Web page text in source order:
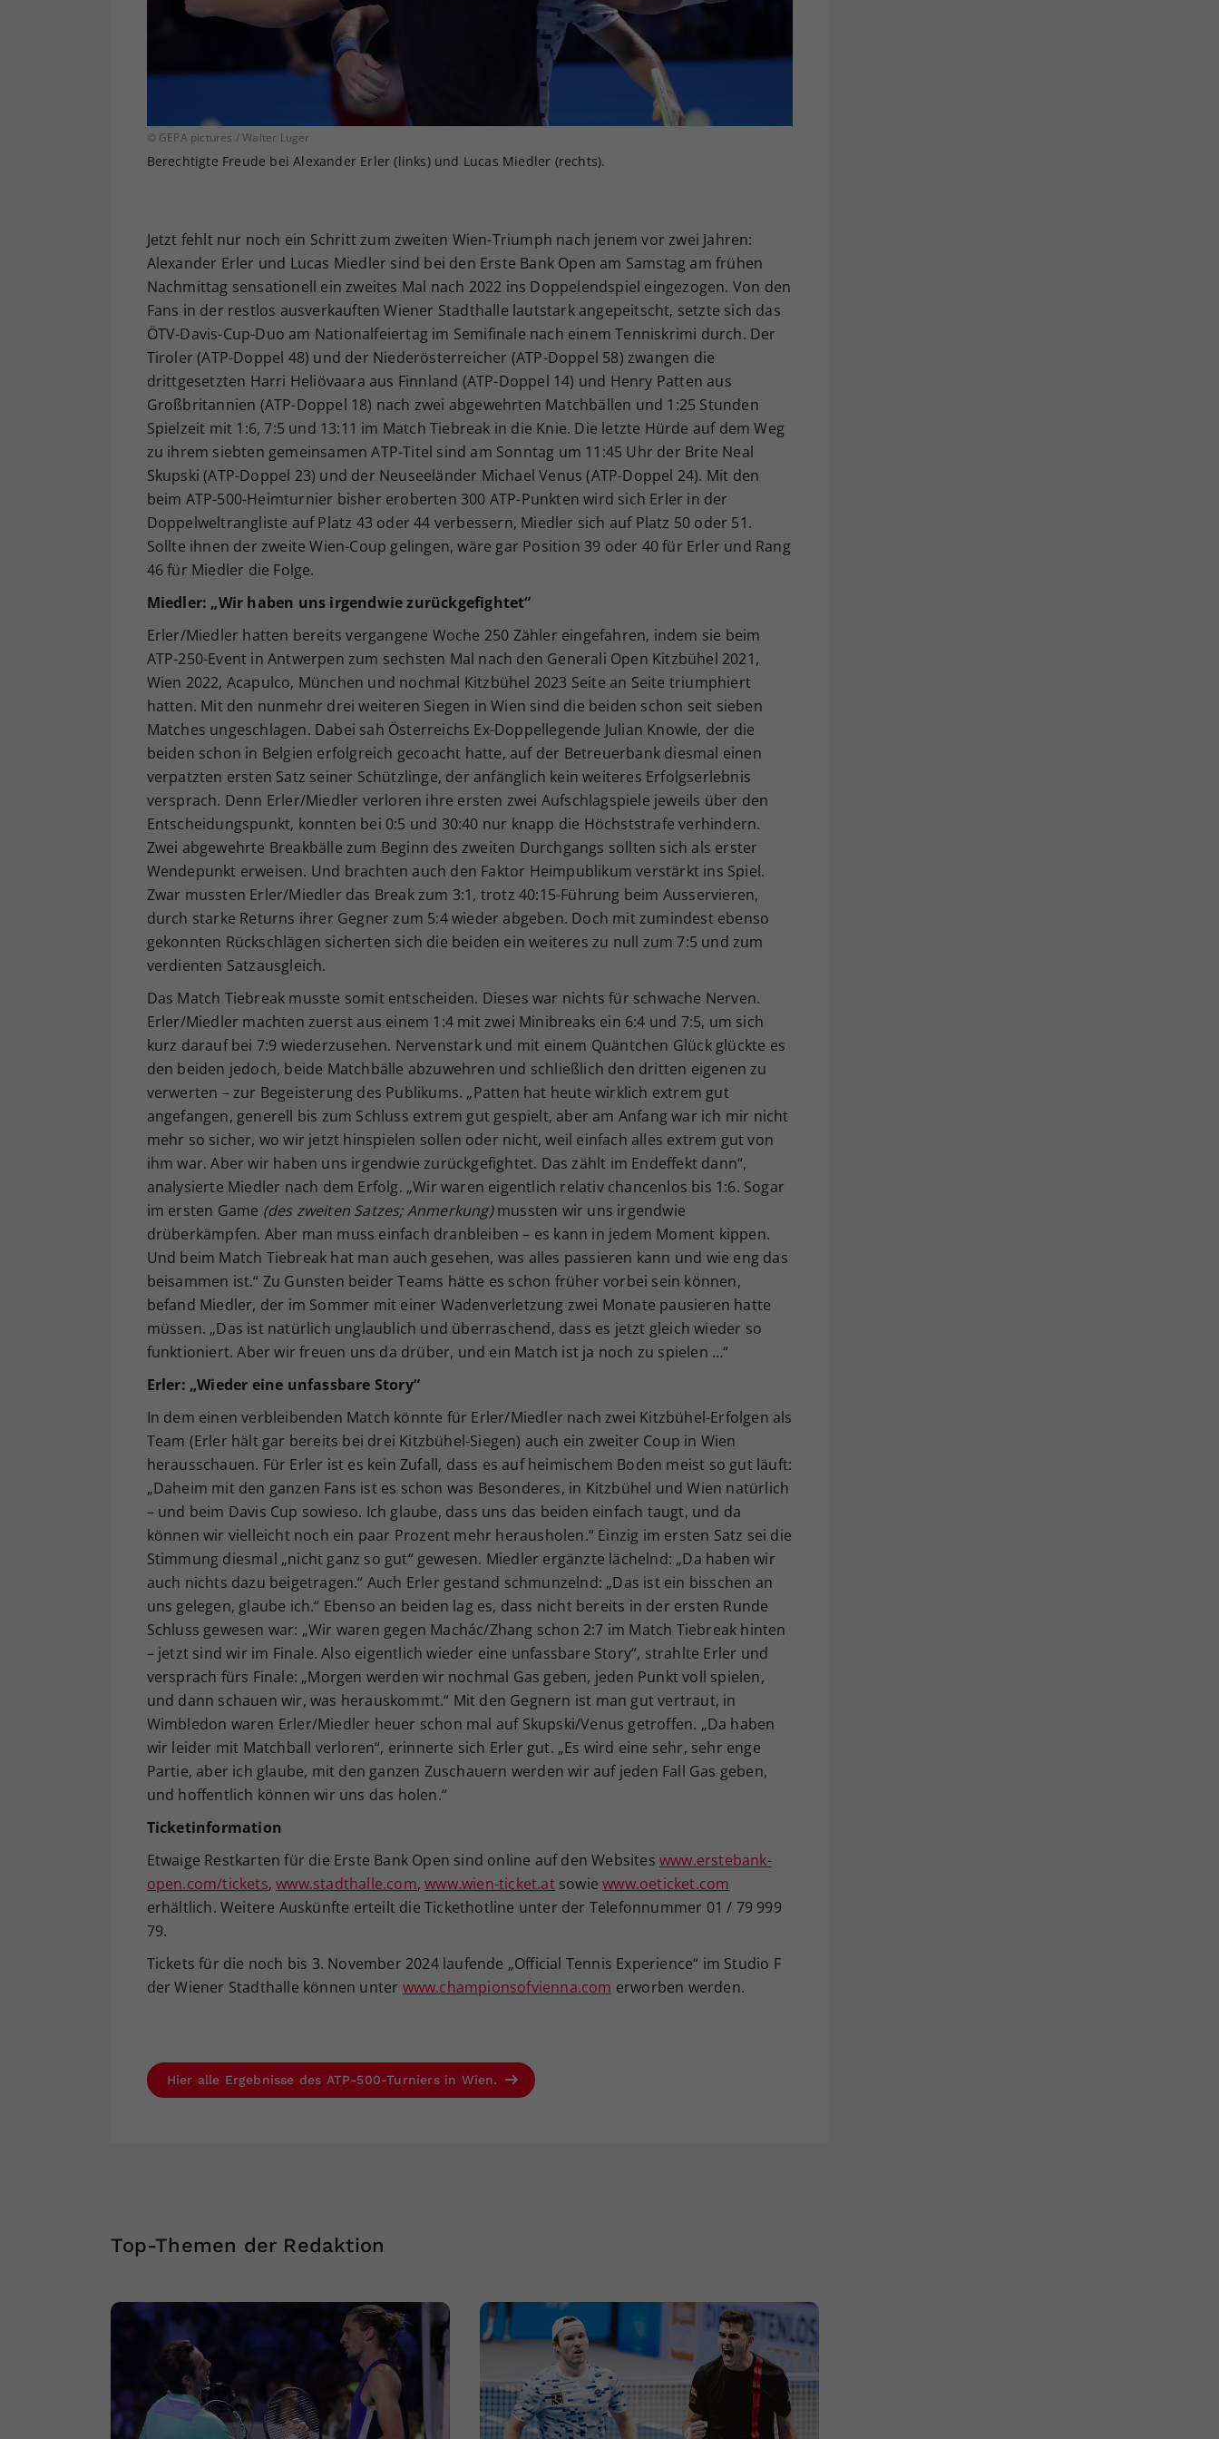
© GEPA pictures / Walter Luger
Berechtigte Freude bei Alexander Erler (links) und Lucas Miedler (rechts).
Jetzt fehlt nur noch ein Schritt zum zweiten Wien-Triumph nach jenem vor zwei Jahren:
Alexander Erler und Lucas Miedler sind bei den Erste Bank Open am Samstag am frühen
Nachmittag sensationell ein zweites Mal nach 2022 ins Doppelendspiel eingezogen. Von den
Fans in der restlos ausverkauften Wiener Stadthalle lautstark angepeitscht, setzte sich das
ÖTV-Davis-Cup-Duo am Nationalfeiertag im Semifinale nach einem Tenniskrimi durch. Der
Tiroler (ATP-Doppel 48) und der Niederösterreicher (ATP-Doppel 58) zwangen die
drittgesetzten Harri Heliövaara aus Finnland (ATP-Doppel 14) und Henry Patten aus
Großbritannien (ATP-Doppel 18) nach zwei abgewehrten Matchbällen und 1:25 Stunden
Spielzeit mit 1:6, 7:5 und 13:11 im Match Tiebreak in die Knie. Die letzte Hürde auf dem Weg
zu ihrem siebten gemeinsamen ATP-Titel sind am Sonntag um 11:45 Uhr der Brite Neal
Skupski (ATP-Doppel 23) und der Neuseeländer Michael Venus (ATP-Doppel 24). Mit den
beim ATP-500-Heimturnier bisher eroberten 300 ATP-Punkten wird sich Erler in der
Doppelweltrangliste auf Platz 43 oder 44 verbessern, Miedler sich auf Platz 50 oder 51.
Sollte ihnen der zweite Wien-Coup gelingen, wäre gar Position 39 oder 40 für Erler und Rang
46 für Miedler die Folge.
Miedler: „Wir haben uns irgendwie zurückgefightet“
Erler/Miedler hatten bereits vergangene Woche 250 Zähler eingefahren, indem sie beim
ATP-250-Event in Antwerpen zum sechsten Mal nach den Generali Open Kitzbühel 2021,
Wien 2022, Acapulco, München und nochmal Kitzbühel 2023 Seite an Seite triumphiert
hatten. Mit den nunmehr drei weiteren Siegen in Wien sind die beiden schon seit sieben
Matches ungeschlagen. Dabei sah Österreichs Ex-Doppellegende Julian Knowle, der die
beiden schon in Belgien erfolgreich gecoacht hatte, auf der Betreuerbank diesmal einen
verpatzten ersten Satz seiner Schützlinge, der anfänglich kein weiteres Erfolgserlebnis
versprach. Denn Erler/Miedler verloren ihre ersten zwei Aufschlagspiele jeweils über den
Entscheidungspunkt, konnten bei 0:5 und 30:40 nur knapp die Höchststrafe verhindern.
Zwei abgewehrte Breakbälle zum Beginn des zweiten Durchgangs sollten sich als erster
Wendepunkt erweisen. Und brachten auch den Faktor Heimpublikum verstärkt ins Spiel.
Zwar mussten Erler/Miedler das Break zum 3:1, trotz 40:15-Führung beim Ausservieren,
durch starke Returns ihrer Gegner zum 5:4 wieder abgeben. Doch mit zumindest ebenso
gekonnten Rückschlägen sicherten sich die beiden ein weiteres zu null zum 7:5 und zum
verdienten Satzausgleich.
Das Match Tiebreak musste somit entscheiden. Dieses war nichts für schwache Nerven.
Erler/Miedler machten zuerst aus einem 1:4 mit zwei Minibreaks ein 6:4 und 7:5, um sich
kurz darauf bei 7:9 wiederzusehen. Nervenstark und mit einem Quäntchen Glück glückte es
den beiden jedoch, beide Matchbälle abzuwehren und schließlich den dritten eigenen zu
verwerten – zur Begeisterung des Publikums. „Patten hat heute wirklich extrem gut
angefangen, generell bis zum Schluss extrem gut gespielt, aber am Anfang war ich mir nicht
mehr so sicher, wo wir jetzt hinspielen sollen oder nicht, weil einfach alles extrem gut von
ihm war. Aber wir haben uns irgendwie zurückgefightet. Das zählt im Endeffekt dann“,
analysierte Miedler nach dem Erfolg. „Wir waren eigentlich relativ chancenlos bis 1:6. Sogar
im ersten Game (des zweiten Satzes; Anmerkung)mussten wir uns irgendwie
drüberkämpfen. Aber man muss einfach dranbleiben – es kann in jedem Moment kippen.
Und beim Match Tiebreak hat man auch gesehen, was alles passieren kann und wie eng das
beisammen ist.“ Zu Gunsten beider Teams hätte es schon früher vorbei sein können,
befand Miedler, der im Sommer mit einer Wadenverletzung zwei Monate pausieren hatte
müssen. „Das ist natürlich unglaublich und überraschend, dass es jetzt gleich wieder so
funktioniert. Aber wir freuen uns da drüber, und ein Match ist ja noch zu spielen …“
Erler: „Wieder eine unfassbare Story“
In dem einen verbleibenden Match könnte für Erler/Miedler nach zwei Kitzbühel-Erfolgen als
Team (Erler hält gar bereits bei drei Kitzbühel-Siegen) auch ein zweiter Coup in Wien
herausschauen. Für Erler ist es kein Zufall, dass es auf heimischem Boden meist so gut läuft:
„Daheim mit den ganzen Fans ist es schon was Besonderes, in Kitzbühel und Wien natürlich
– und beim Davis Cup sowieso. Ich glaube, dass uns das beiden einfach taugt, und da
können wir vielleicht noch ein paar Prozent mehr herausholen.“ Einzig im ersten Satz sei die
Stimmung diesmal „nicht ganz so gut“ gewesen. Miedler ergänzte lächelnd: „Da haben wir
auch nichts dazu beigetragen.“ Auch Erler gestand schmunzelnd: „Das ist ein bisschen an
uns gelegen, glaube ich.“ Ebenso an beiden lag es, dass nicht bereits in der ersten Runde
Schluss gewesen war: „Wir waren gegen Machác/Zhang schon 2:7 im Match Tiebreak hinten
– jetzt sind wir im Finale. Also eigentlich wieder eine unfassbare Story“, strahlte Erler und
versprach fürs Finale: „Morgen werden wir nochmal Gas geben, jeden Punkt voll spielen,
und dann schauen wir, was herauskommt.“ Mit den Gegnern ist man gut vertraut, in
Wimbledon waren Erler/Miedler heuer schon mal auf Skupski/Venus getroffen. „Da haben
wir leider mit Matchball verloren“, erinnerte sich Erler gut. „Es wird eine sehr, sehr enge
Partie, aber ich glaube, mit den ganzen Zuschauern werden wir auf jeden Fall Gas geben,
und hoffentlich können wir uns das holen.“
Ticketinformation
Etwaige Restkarten für die Erste Bank Open sind online auf den Websites www.erstebank-
open.com/tickets,www.stadthalle.com,www.wien-ticket.atsowiewww.oeticket.com
erhältlich. Weitere Auskünfte erteilt die Tickethotline unter der Telefonnummer 01 / 79 999
79.
Tickets für die noch bis 3. November 2024 laufende „Official Tennis Experience“ im Studio F
der Wiener Stadthalle können unter www.championsofvienna.com erworben werden.
Hier alle Ergebnisse des ATP-500-Turniers in Wien.
Top-Themen der Redaktion
Ihrer vorgenommen Einstellungen, falls der
Webseiten-Betreiber dies eingestellt hat.